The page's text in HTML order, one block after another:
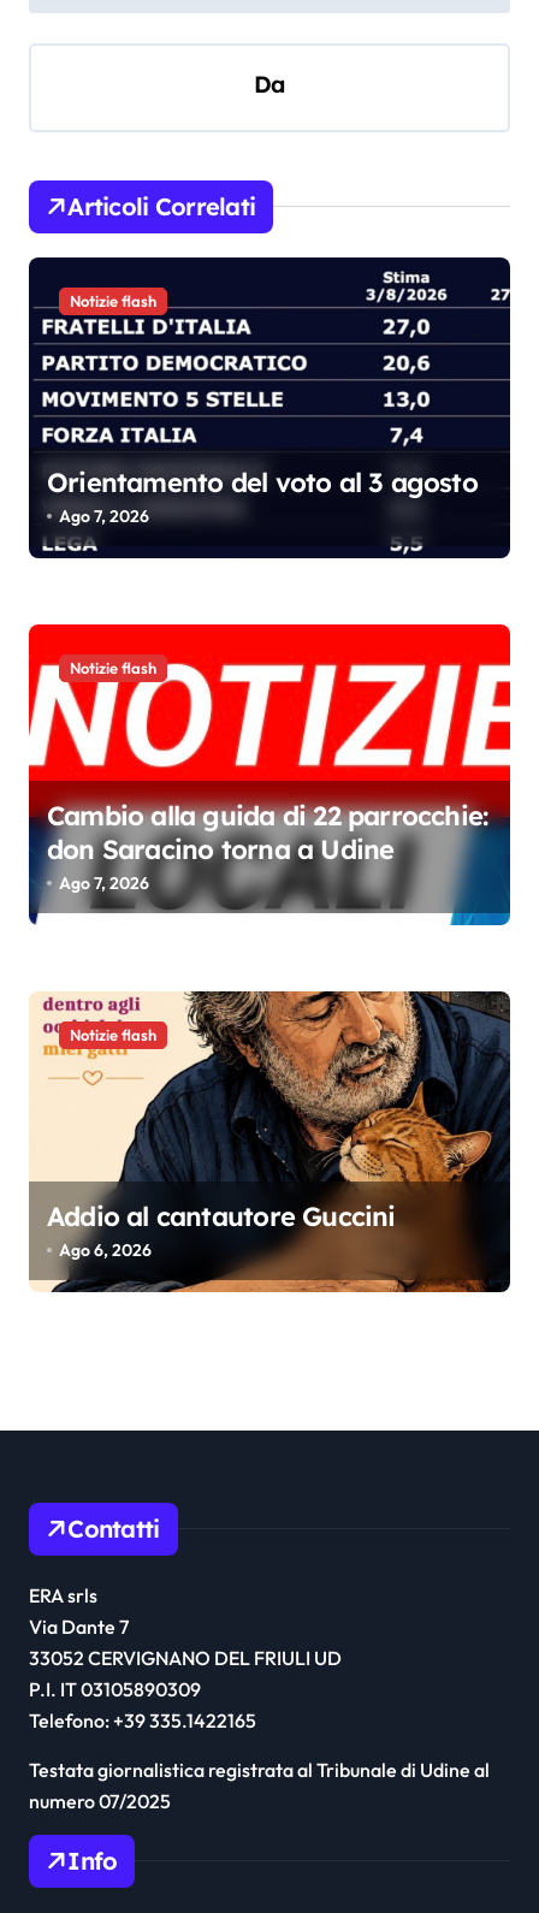
v
z
i
o
n
e
a
r
c
l
Da
Articoli Correlati
Notizie flash
Orientamento del voto al 3 agosto
Ago 7, 2026
Notizie flash
Cambio alla guida di 22 parrocchie:
don Saracino torna a Udine
Ago 7, 2026
Notizie flash
Addio al cantautore Guccini
Ago 6, 2026
Contatti
ERA srls
Via Dante 7
33052 CERVIGNANO DEL FRIULI UD
P.I. IT 03105890309
Telefono: +39 335.1422165
Testata giornalistica registrata al Tribunale di Udine al
numero 07/2025
Info